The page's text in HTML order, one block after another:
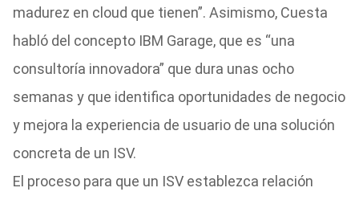
madurez en cloud que tienen”. Asimismo, Cuesta
habló del concepto IBM Garage, que es “una
consultoría innovadora” que dura unas ocho
semanas y que identifica oportunidades de negocio
y mejora la experiencia de usuario de una solución
concreta de un ISV.
El proceso para que un ISV establezca relación